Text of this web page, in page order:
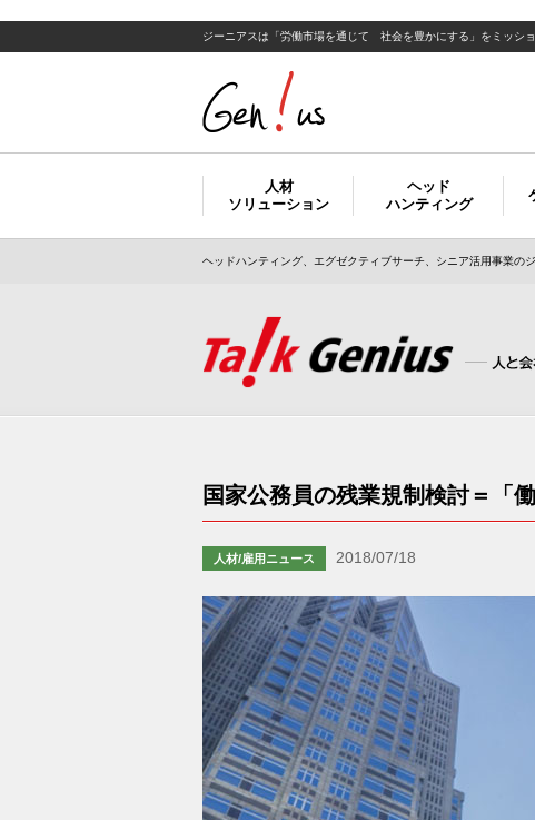
ジーニアスは「労働市場を通じて 社会を豊かにする」をミッシ
人材
ソリューション
ヘッド
ハンティング
ヘッドハンティング、エグゼクティブサーチ、シニア活用事業の
国家公務員の残業規制検討＝「
人材/雇用ニュース 2018/07/18